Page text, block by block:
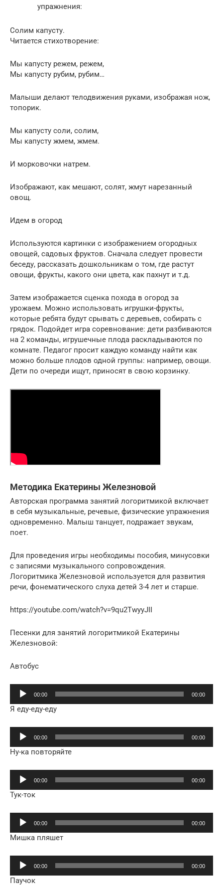
упражнения:
Солим капусту.
Читается стихотворение:
Мы капусту режем, режем,
Мы капусту рубим, рубим…
Малыши делают телодвижения руками, изображая нож,
топорик.
Мы капусту соли, солим,
Мы капусту жмем, жмем.
И морковочки натрем.
Изображают, как мешают, солят, жмут нарезанный
овощ.
Идем в огород
Используются картинки с изображением огородных
овощей, садовых фруктов. Сначала следует провести
беседу, рассказать дошкольникам о том, где растут
овощи, фрукты, какого они цвета, как пахнут и т.д.
Затем изображается сценка похода в огород за
урожаем. Можно использовать игрушки-фрукты,
которые ребята будут срывать с деревьев, собирать с
грядок. Подойдет игра соревнование: дети разбиваются
на 2 команды, игрушечные плода раскладываются по
комнате. Педагог просит каждую команду найти как
можно больше плодов одной группы: например, овощи.
Дети по очереди ищут, приносят в свою корзинку.
Методика Екатерины Железновой
Авторская программа занятий логоритмикой включает
в себя музыкальные, речевые, физические упражнения
одновременно. Малыш танцует, подражает звукам,
поет.
Для проведения игры необходимы пособия, минусовки
с записями музыкального сопровождения.
Логоритмика Железновой используется для развития
речи, фонематического слуха детей 3-4 лет и старше.
https://youtube.com/watch?v=9qu2TwyyJII
Песенки для занятий логоритмикой Екатерины
Железновой:
Автобус
Аудиоплеер
00:00 00:00
Я еду-еду-еду
Аудиоплеер
00:00 00:00
Ну-ка повторяйте
Аудиоплеер
00:00 00:00
Тук-ток
Аудиоплеер
00:00 00:00
Мишка пляшет
Аудиоплеер
00:00 00:00
Паучок